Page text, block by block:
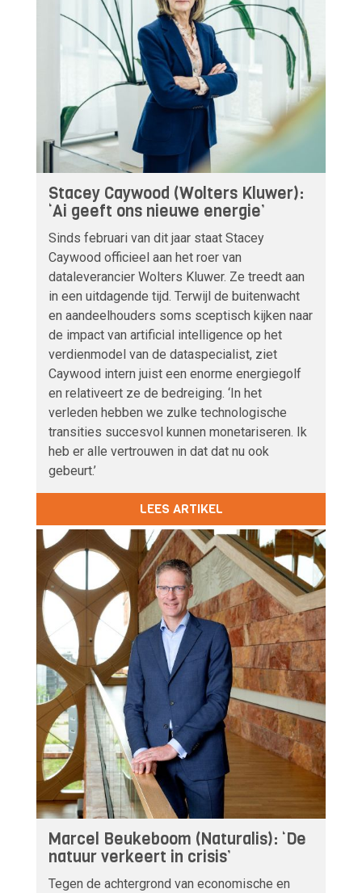
Stacey Caywood (Wolters Kluwer):
‘Ai geeft ons nieuwe energie’
Sinds februari van dit jaar staat Stacey
Caywood officieel aan het roer van
dataleverancier Wolters Kluwer. Ze treedt aan
in een uitdagende tijd. Terwijl de buitenwacht
en aandeelhouders soms sceptisch kijken naar
de impact van artificial intelligence op het
verdienmodel van de dataspecialist, ziet
Caywood intern juist een enorme energiegolf
en relativeert ze de bedreiging. ‘In het
verleden hebben we zulke technologische
transities succesvol kunnen monetariseren. Ik
heb er alle vertrouwen in dat dat nu ook
gebeurt.’
LEES ARTIKEL
Marcel Beukeboom (Naturalis): ‘De
natuur verkeert in crisis’
Tegen de achtergrond van economische en